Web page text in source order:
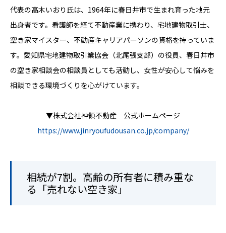
代表の高木いおり氏は、1964年に春日井市で生まれ育った地元
出身者です。看護師を経て不動産業に携わり、宅地建物取引士、
空き家マイスター、不動産キャリアパーソンの資格を持っていま
す。愛知県宅地建物取引業協会（北尾張支部）の役員、春日井市
の空き家相談会の相談員としても活動し、女性が安心して悩みを
相談できる環境づくりを心がけています。
▼株式会社神領不動産 公式ホームページ
https://www.jinryoufudousan.co.jp/company/
相続が7割。高齢の所有者に積み重な
る「売れない空き家」